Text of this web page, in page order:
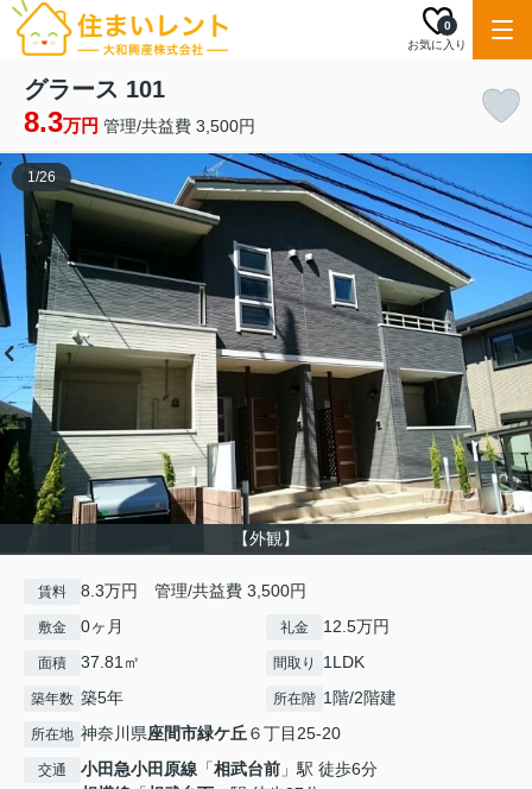
お気に入り
0
グラース 101
8.3万円 管理/共益費 3,500円
【外観】
1/26
賃料 8.3万円 管理/共益費 3,500円
敷金 0ヶ月 礼金 12.5万円
面積 37.81㎡ 間取り 1LDK
築年数 築5年 所在階 1階/2階建
所在地 神奈川県座間市緑ケ丘６丁目25-20
交通 小田急小田原線 「相武台前 」駅 徒歩6分